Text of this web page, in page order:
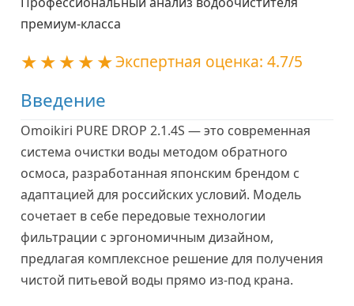
премиум-класса
Экспертная оценка: 4.7/5
Введение
Omoikiri PURE DROP 2.1.4S — это современная
система очистки воды методом обратного
осмоса, разработанная японским брендом с
адаптацией для российских условий. Модель
сочетает в себе передовые технологии
фильтрации с эргономичным дизайном,
предлагая комплексное решение для получения
чистой питьевой воды прямо из-под крана.